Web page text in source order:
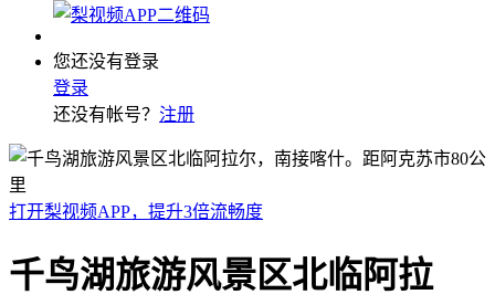
您还没有登录
登录
还没有帐号？ 注册
打开梨视频APP，提升3倍流畅度
千鸟湖旅游风景区北临阿拉